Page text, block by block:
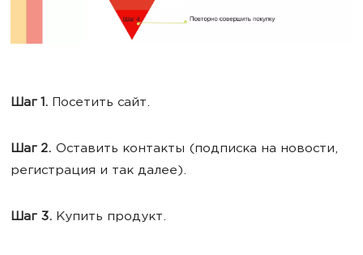
Шаг 1. Посетить сайт.
Шаг 2. Оставить контакты (подписка на новости,
регистрация и так далее).
Шаг 3. Купить продукт.